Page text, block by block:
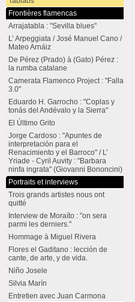
Frontières flamencas
Arrajatabla : "Sevilla blues"
L’ Arpeggiata / José Manuel Cano /
Mateo Arnáiz
De Pérez (Prado) à (Gato) Pérez :
la rumba catalane
Camerata Flamenco Project : "Falla
3.0"
Eduardo H. Garrocho : "Coplas y
tonás del Andévalo y la Sierra"
El Último Grito
Jorge Cardoso : "Apuntes de
interpretación para el
Renacimiento y el Barroco" / L’
Yriade - Cyril Auvity : "Barbara
ninfa ingrata" (Giovanni Bononcini)
Portraits et interviews
Trois grands artistes nous ont
quitté
Interview de Moraíto : "on sera
parmi les derniers."
Hommage à Miguel Rivera
Flores el Gaditano : lección de
cante, de arte, y de vida.
Niño Josele
Silvia Marín
Entretien avec Juan Carmona